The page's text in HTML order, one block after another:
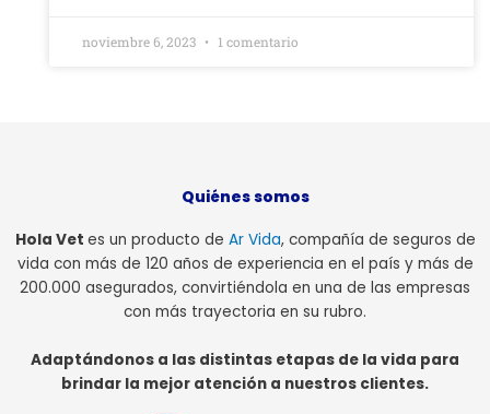
noviembre 6, 2023 1 comentario
Quiénes somos
Hola Vet es un producto de Ar Vida, compañía de seguros de
vida con más de 120 años de experiencia en el país y más de
200.000 asegurados, convirtiéndola en una de las empresas
con más trayectoria en su rubro.
Adaptándonos a las distintas etapas de la vida para
brindar la mejor atención a nuestros clientes.